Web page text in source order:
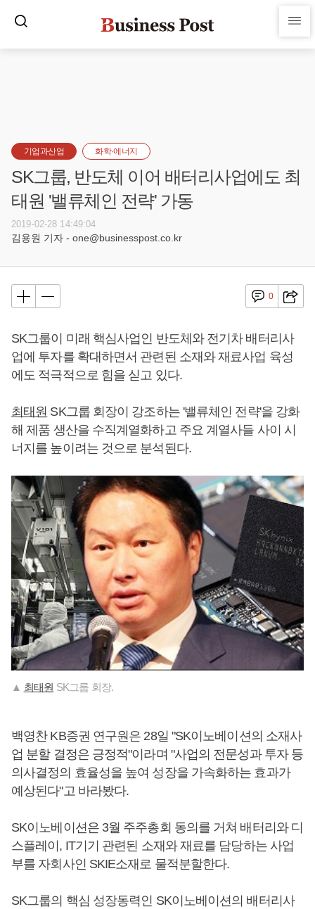
기업과산업 화학·에너지
SK그룹, 반도체 이어 배터리사업에도 최
태원 '밸류체인 전략' 가동
2019-02-28 14:49:04
김용원 기자 - one@businesspost.co.kr
0
SK그룹이 미래 핵심사업인 반도체와 전기차 배터리사
업에 투자를 확대하면서 관련된 소재와 재료사업 육성
에도 적극적으로 힘을 싣고 있다.
최태원 SK그룹 회장이 강조하는 '밸류체인 전략'을 강화
해 제품 생산을 수직계열화하고 주요 계열사들 사이 시
너지를 높이려는 것으로 분석된다.
▲ 최태원 SK그룹 회장.
백영찬 KB증권 연구원은 28일 "SK이노베이션의 소재사
업 분할 결정은 긍정적"이라며 "사업의 전문성과 투자 등
의사결정의 효율성을 높여 성장을 가속화하는 효과가
예상된다"고 바라봤다.
SK이노베이션은 3월 주주총회 동의를 거쳐 배터리와 디
스플레이, IT기기 관련된 소재와 재료를 담당하는 사업
부를 자회사인 SKIE소재로 물적분할한다.
SK그룹의 핵심 성장동력인 SK이노베이션의 배터리사